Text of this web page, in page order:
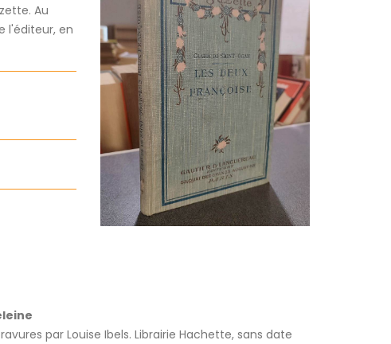
Au
l'éditeur, en
par Louise Ibels. Librairie Hachette, sans date